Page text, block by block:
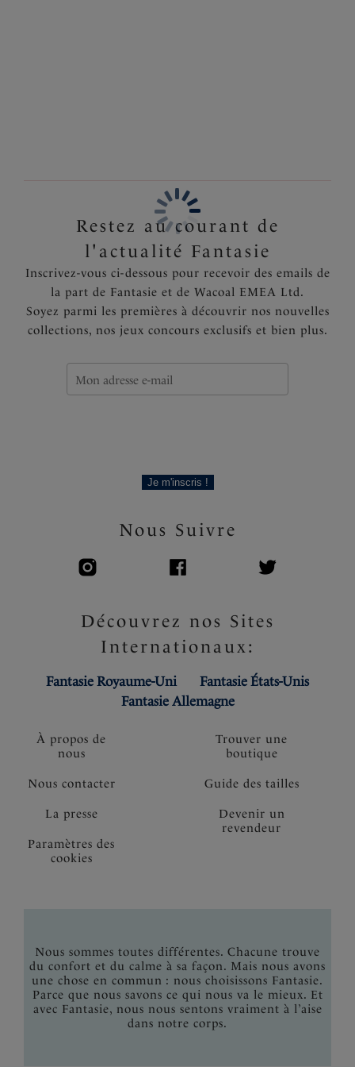
À propos de
nous
Nous contacter
La presse
Paramètres des
cookies
Restez au courant de
l'actualité Fantasie
Inscrivez-vous ci-dessous pour recevoir des emails de
la part de Fantasie et de Wacoal EMEA Ltd.
Soyez parmi les premières à découvrir nos nouvelles
collections, nos jeux concours exclusifs et bien plus.
Je m'inscris !
Nous Suivre
Découvrez nos Sites
Internationaux:
Fantasie Royaume-Uni
Fantasie États-Unis
Fantasie Allemagne
Trouver une
boutique
Guide des tailles
Devenir un
revendeur
Nous sommes toutes différentes. Chacune trouve
du confort et du calme à sa façon. Mais nous avons
une chose en commun : nous choisissons Fantasie.
Parce que nous savons ce qui nous va le mieux. Et
avec Fantasie, nous nous sentons vraiment à l’aise
dans notre corps.